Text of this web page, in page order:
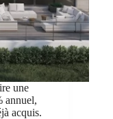
une
annuel,
acquis.